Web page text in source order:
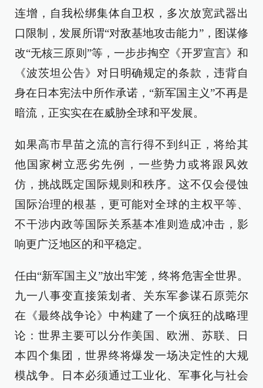
连增，自我松绑集体自卫权，多次放宽武器出
口限制，发展所谓“对敌基地攻击能力”，图谋修
改“无核三原则”等，一步步掏空《开罗宣言》和
《波茨坦公告》对日明确规定的条款，违背自
身在日本宪法中所作承诺，“新军国主义”不再是
暗流，正实实在在威胁全球和平发展。
如果高市早苗之流的言行得不到纠正，将给其
他国家树立恶劣先例，一些势力或将跟风效
仿，挑战既定国际规则和秩序。这不仅会侵蚀
国际治理的根基，更可能对全球的主权平等、
不干涉内政等国际关系基本准则造成冲击，影
响更广泛地区的和平稳定。
任由“新军国主义”放出牢笼，终将危害全世界。
九一八事变直接策划者、关东军参谋石原莞尔
在《最终战争论》中构建了一个疯狂的战略理
论：世界主要可以分作美国、欧洲、苏联、日
本四个集团，世界终将爆发一场决定性的大规
模战争。日本必须通过工业化、军事化与社会